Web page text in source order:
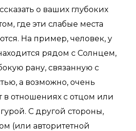
о ваших глубоких
где эти слабые места
На пример, человек, у
рядом с Солнцем,
рану, связанную с
а возможно, очень
в отношениях с отцом или
С другой стороны,
(или авторитетной